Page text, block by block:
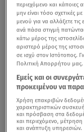
περιεχόμενο και κάποιες
μην είναι τόσο σχετικές
μενού για να αλλάξετε
ανά πάσα στιγμή
κάτω μέρος της
αριστερό μέρος της
σε ισχύ στον Ιστότοπος.
Πολιτική Απορρήτου μας.
Εμείς και οι
προκειμένου να
Χρήση επακριβών
χαρακτηριστικών
και πρόσβαση στα
και περιεχόμενο,
και ανάπτυξη υπηρεσιών.